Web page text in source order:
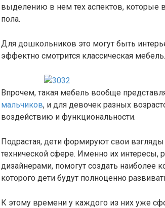
выделению в нем тех аспектов, которые
пола.
Для дошкольников это могут быть
эффектно смотрится классическая мебель.
Впрочем, такая мебель вообще
мальчиков, и для девочек разных
воздействию и функциональности.
Подрастая, дети формируют свои
технической сфере. Именно их интересы,
дизайнерами, помогут создать наиболее
которого дети будут полноценно
К этому времени у каждого из них уже